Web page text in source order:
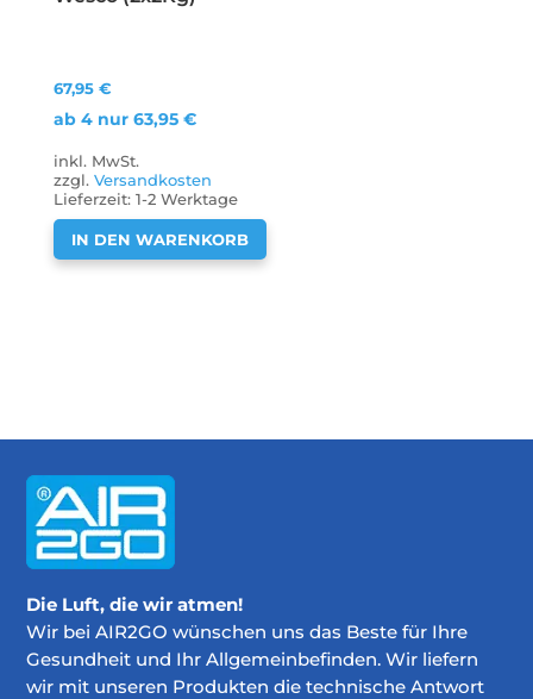
67,95€
ab 4 nur63,95€
inkl. MwSt.
zzgl.Versandkosten
Lieferzeit:1-2 Werktage
IN DEN WARENKORB
Die Luft, die wir atmen!
Wir bei AIR2GO wünschen uns das Beste für Ihre
Gesundheit und Ihr Allgemeinbefinden. Wir liefern
wir mit unseren Produkten die technische Antwort